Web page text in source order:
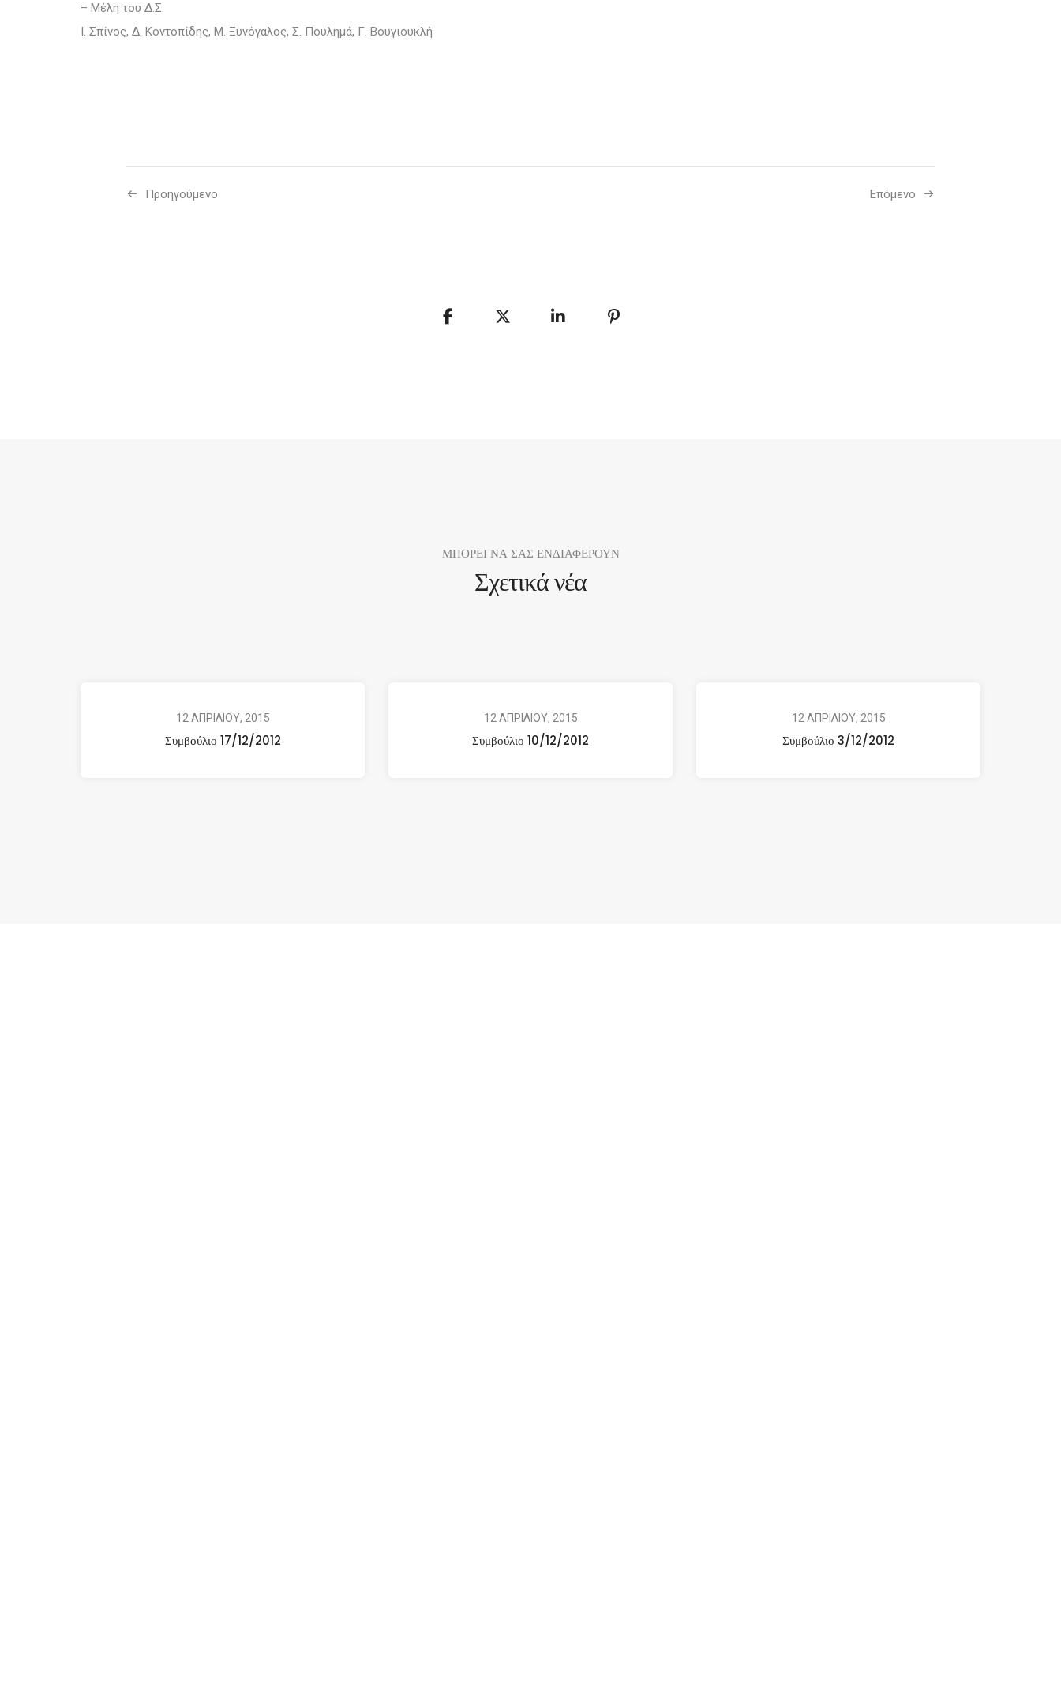
– Μέλη του Δ.Σ.
Ι. Σπίνος, Δ. Κοντοπίδης, Μ. Ξυνόγαλος, Σ. Πουλημά, Γ. Βουγιουκλή
Προηγούμενo Επόμενο
ΜΠΟΡΕΙ ΝΑ ΣΑΣ ΕΝΔΙΑΦΕΡΟΥΝ
Σχετικά νέα
12 ΑΠΡΙΛΙΟΥ, 2015
Συμβούλιο 17/12/2012
12 ΑΠΡΙΛΙΟΥ, 2015
Συμβούλιο 10/12/2012
12 ΑΠΡΙΛΙΟΥ, 2015
Συμβούλιο 3/12/2012